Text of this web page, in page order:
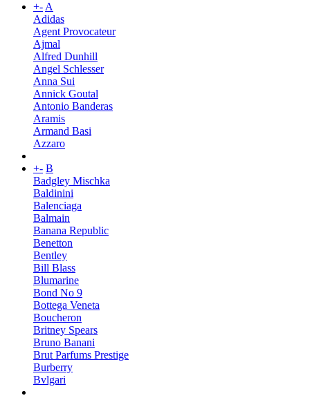
+-A
Adidas
Agent Provocateur
Ajmal
Alfred Dunhill
Angel Schlesser
Anna Sui
Annick Goutal
Antonio Banderas
Aramis
Armand Basi
Azzaro
+- B
Badgley Mischka
Baldinini
Balenciaga
Balmain
Banana Republic
Benetton
Bentley
Bill Blass
Blumarine
Bond No 9
Bottega Veneta
Boucheron
Britney Spears
Bruno Banani
Brut Parfums Prestige
Burberry
Bvlgari